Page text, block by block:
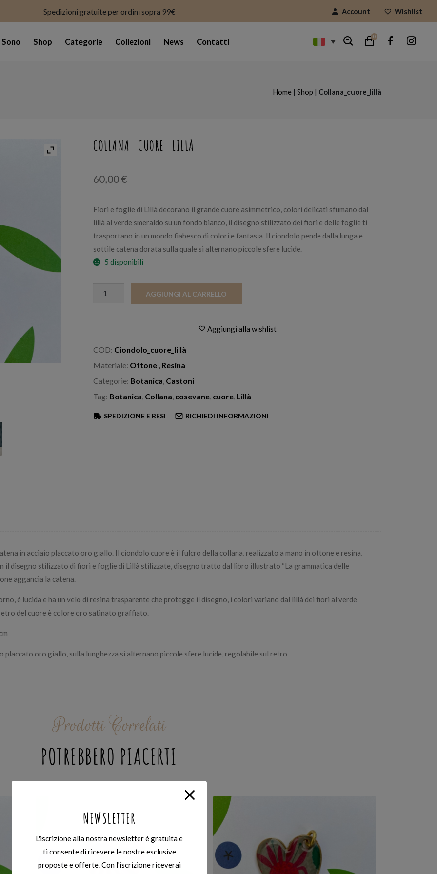
Spedizioni gratuite per ordini sopra 99€ Account Wishlist
Sono Shop Categorie Collezioni News Contatti
0
Home | Shop | Collana_cuore_lillà
COLLANA_CUORE_LILLÀ
60,00€
Fiori e foglie di Lillà decorano il grande cuore asimmetrico, colori delicati sfumano dal
lillà al verde smeraldo su un fondo bianco, il disegno stilizzato dei fiori e delle foglie ti
trasportano in un mondo fiabesco di colori e fantasia. Il ciondolo pende dalla lunga e
sottile catena dorata sulla quale si alternano piccole sfere lucide.
5 disponibili
quantità
AGGIUNGI AL CARRELLO
Aggiungi alla wishlist
COD: Ciondolo_cuore_lillà
Materiale: Ottone , Resina
Categorie: Botanica, Castoni
Tag: Botanica, Collana, cosevane, cuore, Lillà
SPEDIZIONE E RESI RICHIEDI INFORMAZIONI
in acciaio placcato oro giallo. Il ciondolo cuore è il fulcro della collana, realizzato a mano in ottone e resina,
il disegno stilizzato di fiori e foglie di Lillà stilizzate, disegno tratto dal libro illustrato “La grammatica delle
aggancia la catena.
è lucida e ha un velo di resina trasparente che protegge il disegno, i colori variano dal lillà dei fiori al verde
del cuore è colore oro satinato graffiato.
placcato oro giallo, sulla lunghezza si alternano piccole sfere lucide, regolabile sul retro.
Prodotti Correlati
POTREBBERO PIACERTI
NEWSLETTER
L'iscrizione alla nostra newsletter è gratuita e
ti consente di ricevere le nostre esclusive
proposte e offerte. Con l'iscrizione riceverai